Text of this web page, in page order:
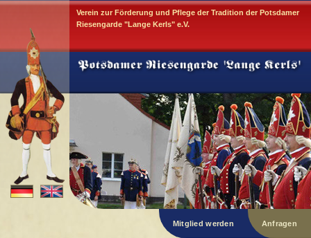
Verein zur Förderung und Pflege der Tradition der Potsdamer
Riesengarde "Lange Kerls" e.V.
Mitglied werden Anfragen